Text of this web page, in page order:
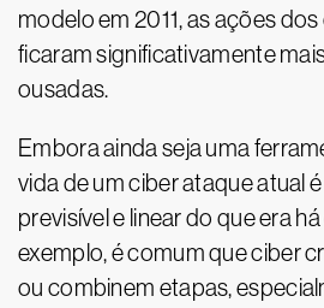
modelo em 2011, as ações
ficaram significativamente
ousadas.
Embora ainda seja uma
vida de um ciber ataque atual
previsível e linear do que era
exemplo, é comum que ciber
ou combinem etapas,